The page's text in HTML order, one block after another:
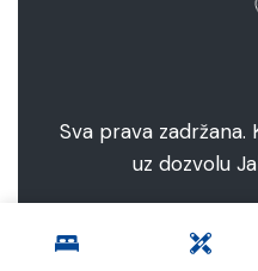
Sva prava zadržana.
uz dozvolu